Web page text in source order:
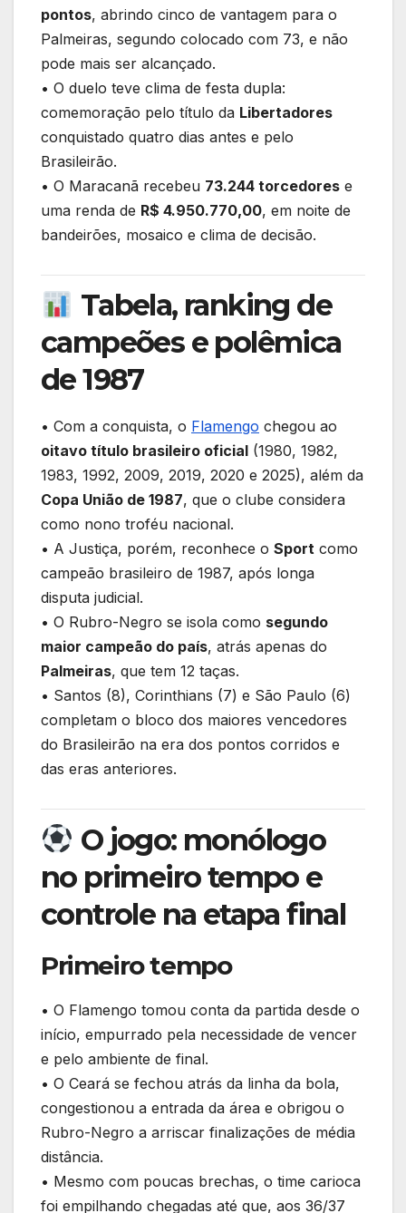
pontos, abrindo cinco de vantagem para o
Palmeiras, segundo colocado com 73, e não
pode mais ser alcançado.
• O duelo teve clima de festa dupla:
comemoração pelo título da Libertadores
conquistado quatro dias antes e pelo
Brasileirão.
• O Maracanã recebeu 73.244 torcedores e
uma renda de R$ 4.950.770,00, em noite de
bandeirões, mosaico e clima de decisão.
Tabela, ranking de
campeões e polêmica
de 1987
• Com a conquista, o Flamengo chegou ao
oitavo título brasileiro oficial (1980, 1982,
1983, 1992, 2009, 2019, 2020 e 2025), além da
Copa União de 1987, que o clube considera
como nono troféu nacional.
• A Justiça, porém, reconhece o Sport como
campeão brasileiro de 1987, após longa
disputa judicial.
• O Rubro-Negro se isola como segundo
maior campeão do país, atrás apenas do
Palmeiras, que tem 12 taças.
• Santos (8), Corinthians (7) e São Paulo (6)
completam o bloco dos maiores vencedores
do Brasileirão na era dos pontos corridos e
das eras anteriores.
O jogo: monólogo
no primeiro tempo e
controle na etapa final
Primeiro tempo
• O Flamengo tomou conta da partida desde o
início, empurrado pela necessidade de vencer
e pelo ambiente de final.
• O Ceará se fechou atrás da linha da bola,
congestionou a entrada da área e obrigou o
Rubro-Negro a arriscar finalizações de média
distância.
• Mesmo com poucas brechas, o time carioca
foi empilhando chegadas até que, aos 36/37